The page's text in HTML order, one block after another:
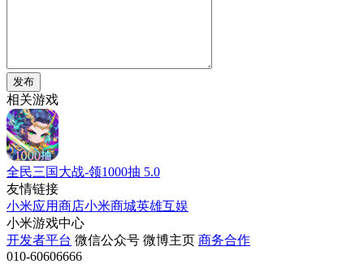
发布
相关游戏
全民三国大战-领1000抽 5.0
友情链接
小米应用商店小米商城英雄互娱
小米游戏中心
开发者平台 微信公众号 微博主页 商务合作
010-60606666